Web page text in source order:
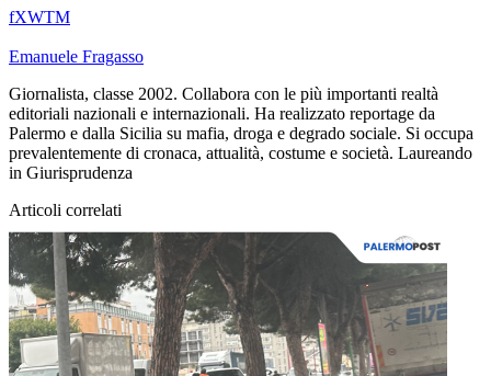
fXWTM
Emanuele Fragasso
Giornalista, classe 2002. Collabora con le più importanti realtà
editoriali nazionali e internazionali. Ha realizzato reportage da
Palermo e dalla Sicilia su mafia, droga e degrado sociale. Si occupa
prevalentemente di cronaca, attualità, costume e società. Laureando
in Giurisprudenza
Articoli correlati